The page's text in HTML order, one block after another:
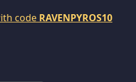
code RAVENPYROS10